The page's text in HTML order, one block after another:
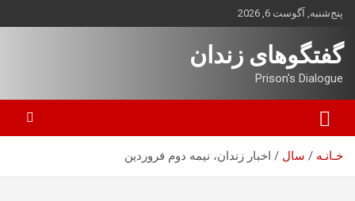
محتوا
بروید
پنج‌شنبه, آگوست 6, 2026
گفتگوهای زندان
Prison's Dialogue
خـانـه سال اخبار زندان، نیمه دوم فروردین